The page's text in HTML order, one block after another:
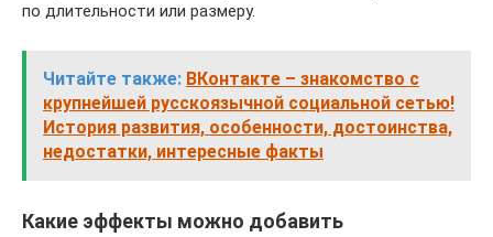
по длительности или размеру.
Читайте также: ВКонтакте – знакомство с
крупнейшей русскоязычной социальной сетью!
История развития, особенности, достоинства,
недостатки, интересные факты
Какие эффекты можно добавить